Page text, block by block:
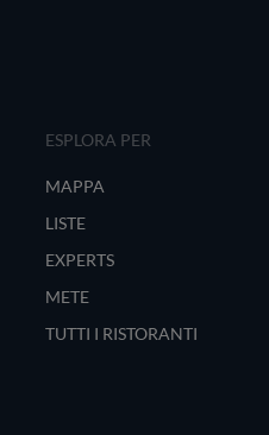
ESPLORA PER
MAPPA
LISTE
EXPERTS
METE
TUTTI I RISTORANTI